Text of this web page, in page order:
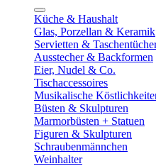
Küche & Haushalt
Glas, Porzellan & Keramik
Servietten &
Ausstecher & Backformen
Eier, Nudel & Co.
Tischaccessoires
Musikalische
Büsten & Skulpturen
Marmorbüsten + Statuen
Figuren & Skulpturen
Schraubenmännchen
Weinhalter